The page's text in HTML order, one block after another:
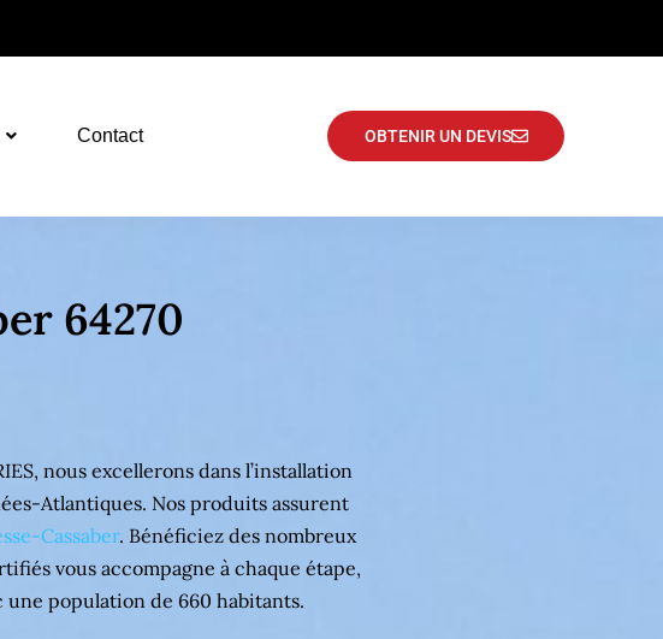
Contact OBTENIR UN DEVIS
64270
nous excellerons dans l’installation
Atlantiques. Nos produits assurent
Cassaber. Bénéficiez des nombreux
vous accompagne à chaque étape,
une population de 660 habitants.